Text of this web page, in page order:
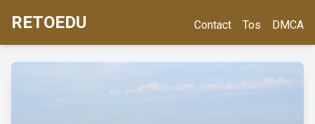
RETOEDU Contact Tos DMCA